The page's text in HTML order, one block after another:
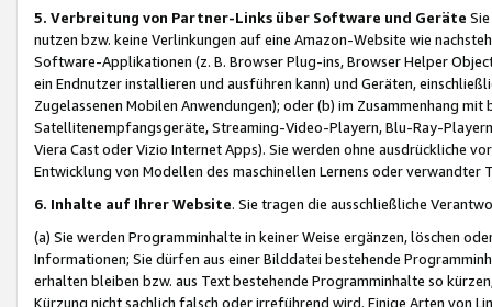
5. Verbreitung von Partner-Links über Software und Geräte
nutzen bzw. keine Verlinkungen auf eine Amazon-Website wie
Software-Applikationen (z. B. Browser Plug-ins, Browser Helper
ein Endnutzer installieren und ausführen kann) und Geräten,
Zugelassenen Mobilen Anwendungen); oder (b) im Zusammenhang
Satellitenempfangsgeräte, Streaming-Video-Playern, Blu-Ray-
Viera Cast oder Vizio Internet Apps). Sie werden ohne ausdrückliche
Entwicklung von Modellen des maschinellen Lernens oder
6. Inhalte auf Ihrer Website. Sie tragen die ausschließliche
(a) Sie werden Programminhalte in keiner Weise ergänzen, löschen
Informationen; Sie dürfen aus einer Bilddatei bestehende
erhalten bleiben bzw. aus Text bestehende Programminhalte so
Kürzung nicht sachlich falsch oder irreführend wird. Einige Arten von